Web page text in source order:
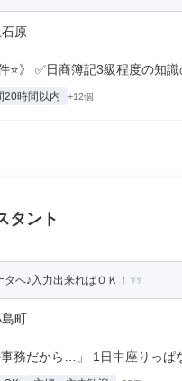
原
⭐》 ✅日商簿記3級程度の知識
20時間以内 +12個
タント
へ♪入力出来ればＯＫ！
町
務だから…」 1日中座りっぱ